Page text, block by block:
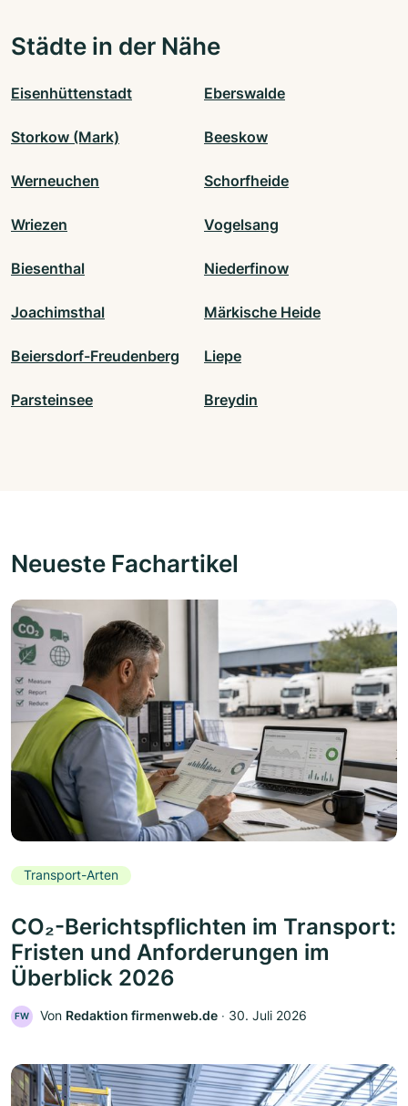
Städte in der Nähe
Eisenhüttenstadt Eberswalde
Storkow (Mark) Beeskow
Werneuchen Schorfheide
Wriezen Vogelsang
Biesenthal Niederfinow
Joachimsthal Märkische Heide
Beiersdorf-Freudenberg Liepe
Parsteinsee Breydin
Neueste Fachartikel
Transport-Arten
CO₂-Berichtspflichten im Transport:
Fristen und Anforderungen im
Überblick 2026
FW Von Redaktion firmenweb.de ‧ 30. Juli 2026